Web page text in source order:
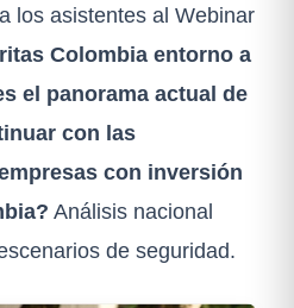
los asistentes al Webinar
Colombia entorno a
el panorama actual de
con las
con inversión
Análisis nacional
de seguridad.